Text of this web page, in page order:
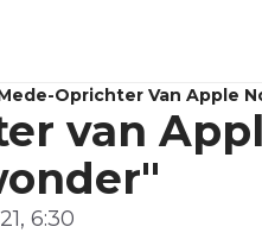
Oprichter Van Apple
van
6:30